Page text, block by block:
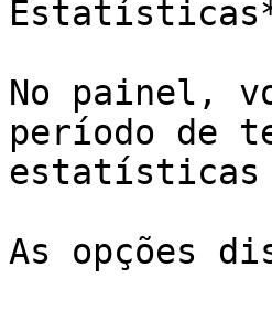
No painel,
período de
estatísticas
As opções